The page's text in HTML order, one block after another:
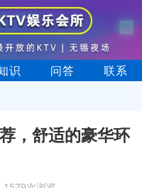
识 问答 联系
，舒适的豪华环